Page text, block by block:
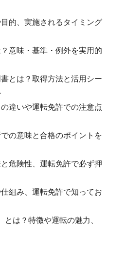
的、実施されるタイミング
意味・基準・例外を実用的
とは？取得方法と活用シー
違いや運転免許での注意点
の意味と合格のポイントを
危険性、運転免許で必ず押
組み、運転免許で知ってお
は？特徴や運転の魅力、